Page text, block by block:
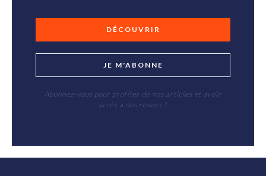
DÉCOUVRIR
JE M'ABONNE
Abonnez-vous pour profiter de nos articles et avoir
accès à nos revues !